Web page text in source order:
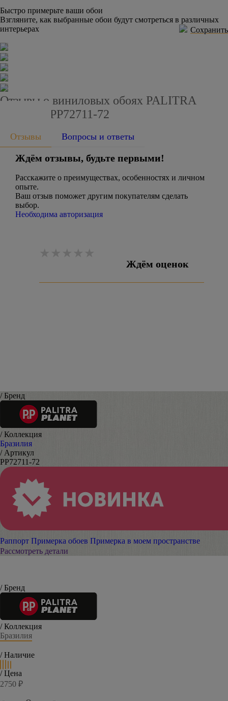
Быстро примерьте ваши обои
Взгляните, как выбранные обои будут смотреться в различных
интерьерах
Сохранить
Отзывы о виниловых обоях PALITRA
PLANET PP72711-72
Отзывы Вопросы и ответы
Ждём отзывы, будьте первыми!
Расскажите о преимуществах, особенностях и личном
опыте.
Ваш отзыв поможет другим покупателям сделать
выбор.
Необходима авторизация
Ждём оценок
/ Бренд
/ Коллекция
Бразилия
/ Артикул
PP72711-72
Раппорт Примерка обоев Примерка в моем пространстве
Рассмотреть детали
/ Бренд
/ Коллекция
Бразилия
/ Наличие
/ Цена
2750 ₽